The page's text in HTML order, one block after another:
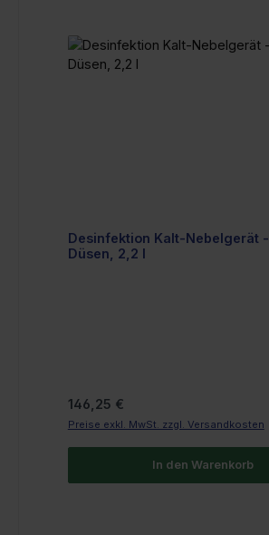
Desinfektion Kalt-Nebelgerät
Düsen, 2,2 l
Regulärer Preis:
146,25 €
Preise exkl. MwSt. zzgl. Versandkosten
In den Warenkorb